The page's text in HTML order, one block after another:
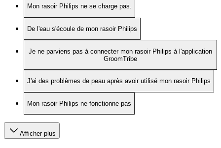
Mon rasoir Philips ne se charge pas.
De l'eau s'écoule de mon rasoir Philips
Je ne parviens pas à connecter mon rasoir Philips à l'application
GroomTribe
J'ai des problèmes de peau après avoir utilisé mon rasoir Philips
Mon rasoir Philips ne fonctionne pas
Afficher plus